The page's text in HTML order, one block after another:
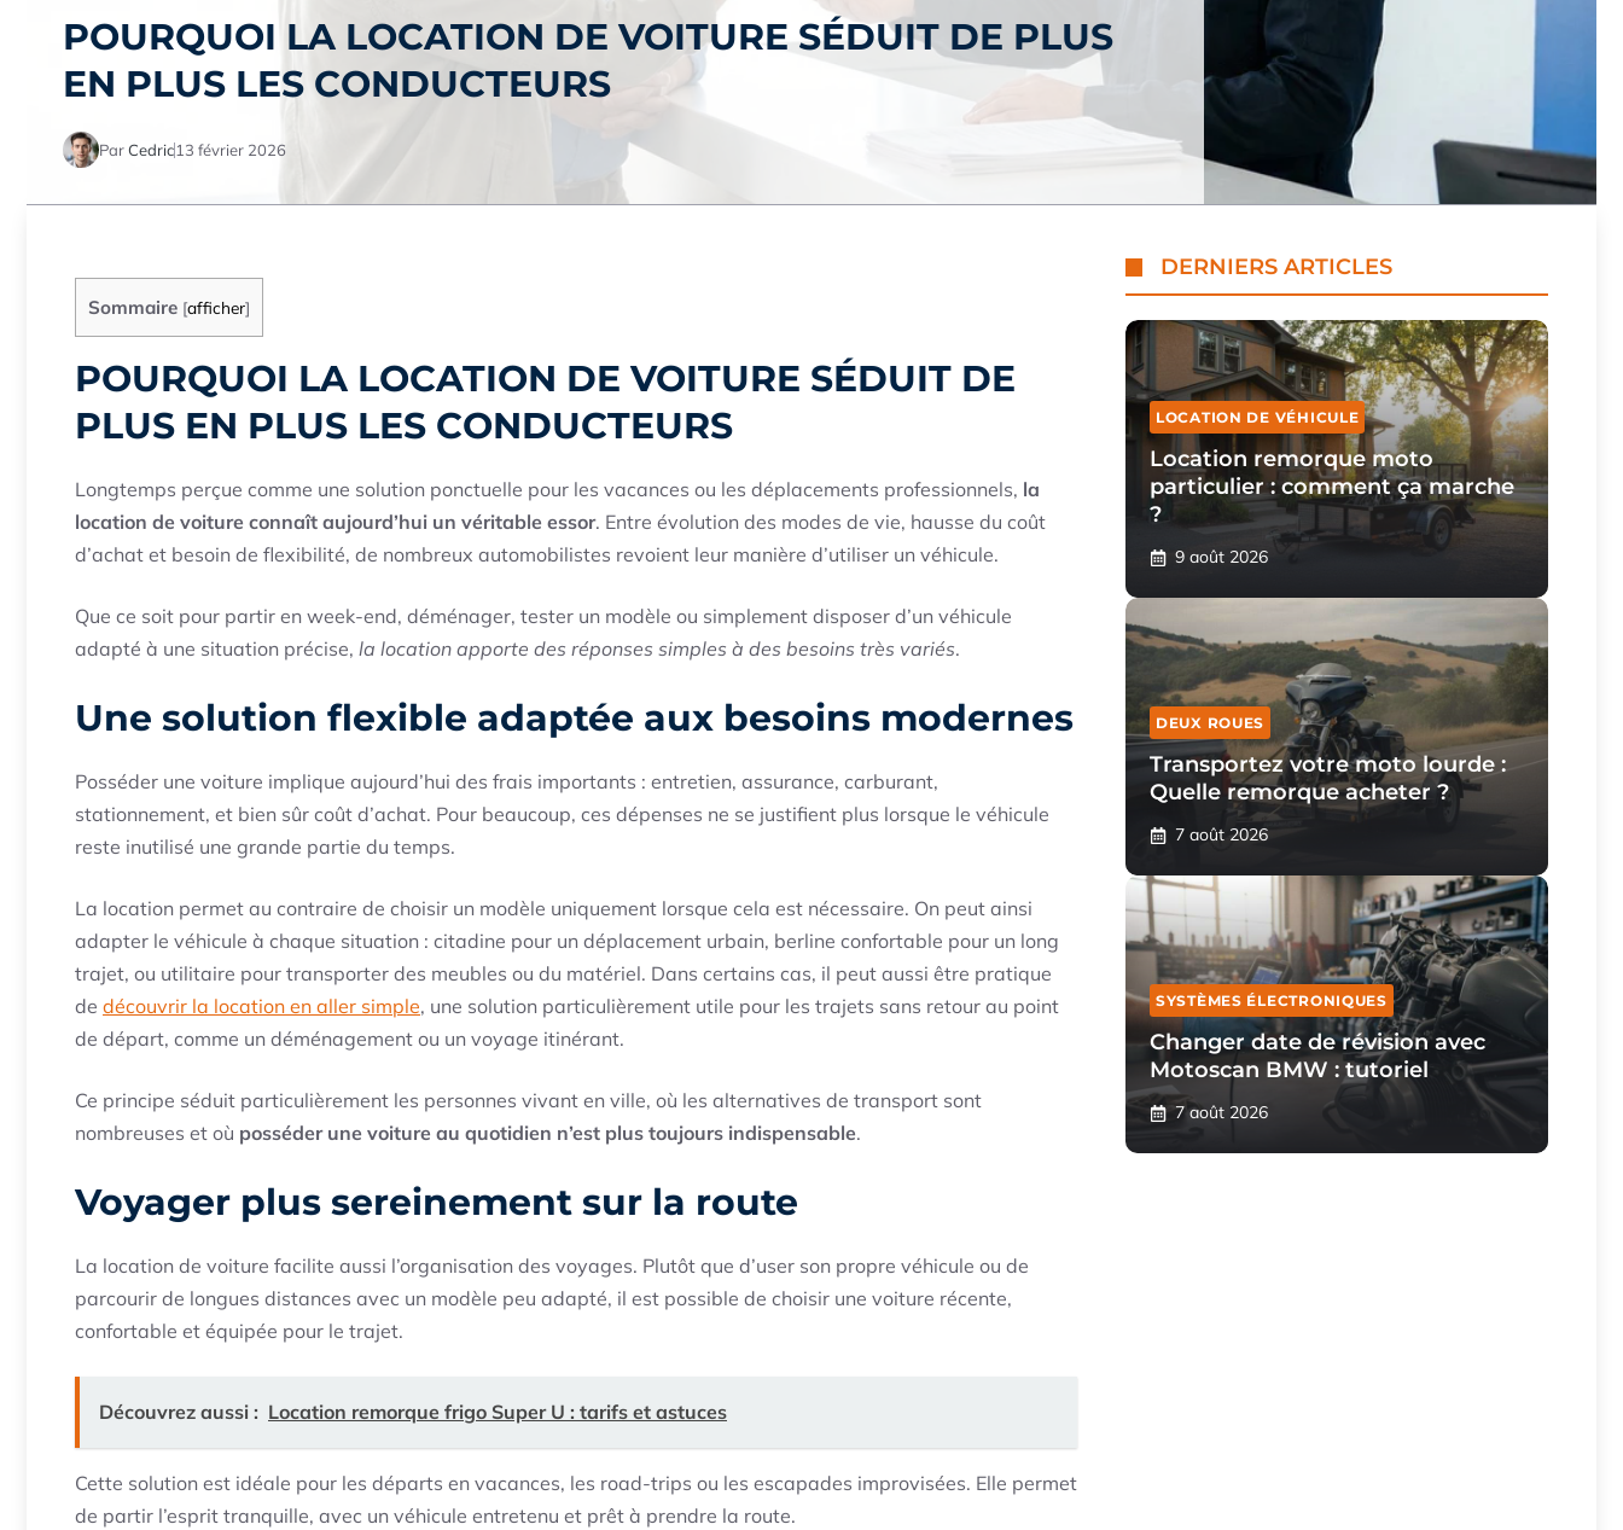
POURQUOI LA LOCATION DE VOITURE SÉDUIT DE PLUS
EN PLUS LES CONDUCTEURS
ParCedric13 février 2026
Sommaire [afficher]
POURQUOI LA LOCATION DE VOITURE SÉDUIT DE
PLUS EN PLUS LES CONDUCTEURS
Longtemps perçue comme une solution ponctuelle pour les vacances ou les déplacements professionnels, la
location de voiture connaît aujourd’hui un véritable essor. Entre évolution des modes de vie, hausse du coût
d’achat et besoin de flexibilité, de nombreux automobilistes revoient leur manière d’utiliser un véhicule.
Que ce soit pour partir en week-end, déménager, tester un modèle ou simplement disposer d’un véhicule
adapté à une situation précise, la location apporte des réponses simples à des besoins très variés.
Une solution flexible adaptée aux besoins modernes
Posséder une voiture implique aujourd’hui des frais importants : entretien, assurance, carburant,
stationnement, et bien sûr coût d’achat. Pour beaucoup, ces dépenses ne se justifient plus lorsque le véhicule
reste inutilisé une grande partie du temps.
La location permet au contraire de choisir un modèle uniquement lorsque cela est nécessaire. On peut ainsi
adapter le véhicule à chaque situation : citadine pour un déplacement urbain, berline confortable pour un long
trajet, ou utilitaire pour transporter des meubles ou du matériel. Dans certains cas, il peut aussi être pratique
de découvrir la location en aller simple, une solution particulièrement utile pour les trajets sans retour au point
de départ, comme un déménagement ou un voyage itinérant.
Ce principe séduit particulièrement les personnes vivant en ville, où les alternatives de transport sont
nombreuses et où posséder une voiture au quotidien n’est plus toujours indispensable.
Voyager plus sereinement sur la route
La location de voiture facilite aussi l’organisation des voyages. Plutôt que d’user son propre véhicule ou de
parcourir de longues distances avec un modèle peu adapté, il est possible de choisir une voiture récente,
confortable et équipée pour le trajet.
Découvrez aussi : Location remorque frigo Super U : tarifs et astuces
Cette solution est idéale pour les départs en vacances, les road-trips ou les escapades improvisées. Elle permet
de partir l’esprit tranquille, avec un véhicule entretenu et prêt à prendre la route.
DERNIERS ARTICLES
LOCATION DE VÉHICULE
Location remorque moto
particulier : comment ça marche
?
9 août 2026
DEUX ROUES
Transportez votre moto lourde :
Quelle remorque acheter ?
7 août 2026
SYSTÈMES ÉLECTRONIQUES
Changer date de révision avec
Motoscan BMW : tutoriel
7 août 2026